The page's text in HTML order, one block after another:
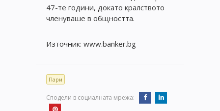
47-те години, докато кралството
членуваше в общността.
Източник: www.banker.bg
Пари
Сподели в социалната мрежа: